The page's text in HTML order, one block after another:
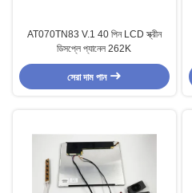
AT070TN83 V.1 40 পিন LCD স্ক্রীন
ডিসপ্লে প্যানেল 262K
সেরা দাম পান